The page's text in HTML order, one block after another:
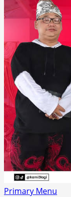
Primary Menu